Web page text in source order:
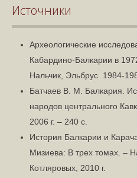
Источники
Археологические
Кабардино-Балкарии в
Нальчик, Эльбрус 1984-
Батчаев В. М. Балкария.
народов центрального
2006 г. – 240 с.
История Балкарии и
Мизиева: В трех томах. –
Котляровых, 2010 г.